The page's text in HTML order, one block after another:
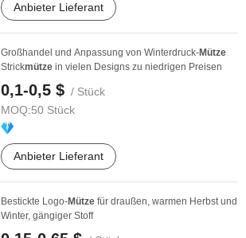
Anbieter Lieferant
Großhandel und Anpassung von Winterdruck-Mütze
Strickmütze in vielen Designs zu niedrigen Preisen
0,1-0,5 $ / Stück
MOQ:50 Stück
Anbieter Lieferant
Bestickte Logo-Mütze für draußen, warmen Herbst und
Winter, gängiger Stoff